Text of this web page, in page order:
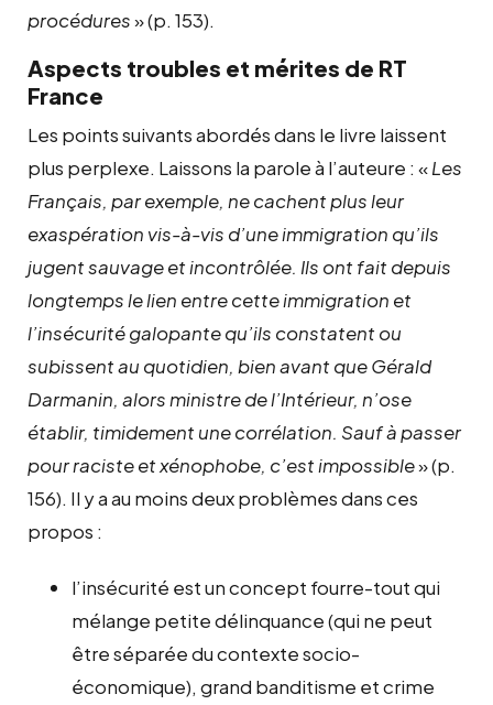
procédures» (p. 153).
Aspects troubles et mérites de RT
France
Les points suivants abordés dans le livre laissent
plus perplexe. Laissons la parole à l’auteure : «Les
Français, par exemple, ne cachent plus leur
exaspération vis-à-vis d’une immigration qu’ils
jugent sauvage et incontrôlée. Ils ont fait depuis
longtemps le lien entre cette immigration et
l’insécurité galopante qu’ils constatent ou
subissent au quotidien, bien avant que Gérald
Darmanin, alors ministre de l’Intérieur, n’ose
établir, timidement une corrélation. Sauf à passer
pour raciste et xénophobe, c’est impossible» (p.
156). Il y a au moins deux problèmes dans ces
propos :
l’insécurité est un concept fourre-tout qui
mélange petite délinquance (qui ne peut
être séparée du contexte socio-
économique), grand banditisme et crime